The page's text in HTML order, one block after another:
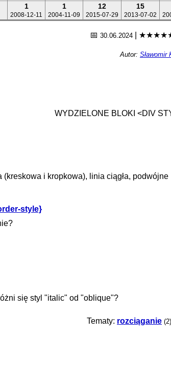
1
2008-12-11
1
2004-11-09
12
2015-07-29
15
2013-07-02
📅 30.06.2024
Autor: Sławomir
WYDZIELONE BLOKI <DIV
i kropkowa), linia ciągła, podwójne
style}
się styl "italic" od "oblique"?
Tematy: rozciąganie (2)